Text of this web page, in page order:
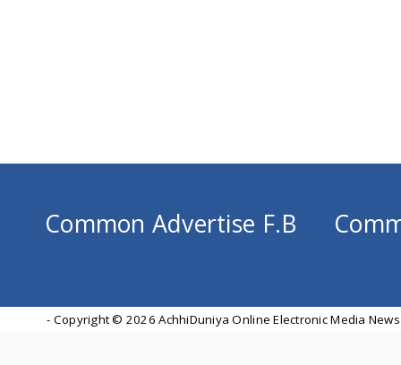
Common Advertise F.B
- Copyright © 2026 AchhiDuniya Online Electronic Media